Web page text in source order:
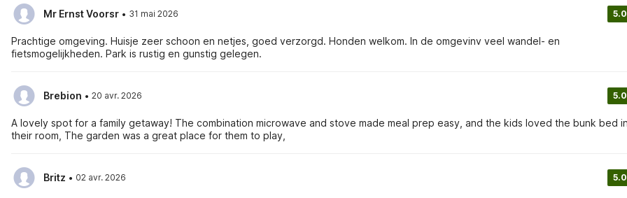
Mr Ernst Voorsr · 31 mai 2026 5.0
Prachtige omgeving. Huisje zeer schoon en netjes, goed verzorgd. Honden welkom. In de omgevinv veel wandel- en
fietsmogelijkheden. Park is rustig en gunstig gelegen.
Brebion · 20 avr. 2026 5.0
A lovely spot for a family getaway! The combination microwave and stove made meal prep easy, and the kids loved the bunk bed
their room, The garden was a great place for them to play,
Britz · 02 avr. 2026 5.0